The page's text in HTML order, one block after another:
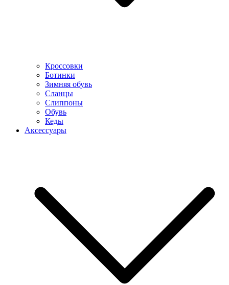
Кроссовки
Ботинки
Зимняя обувь
Сланцы
Слиппоны
Обувь
Кеды
Аксессуары